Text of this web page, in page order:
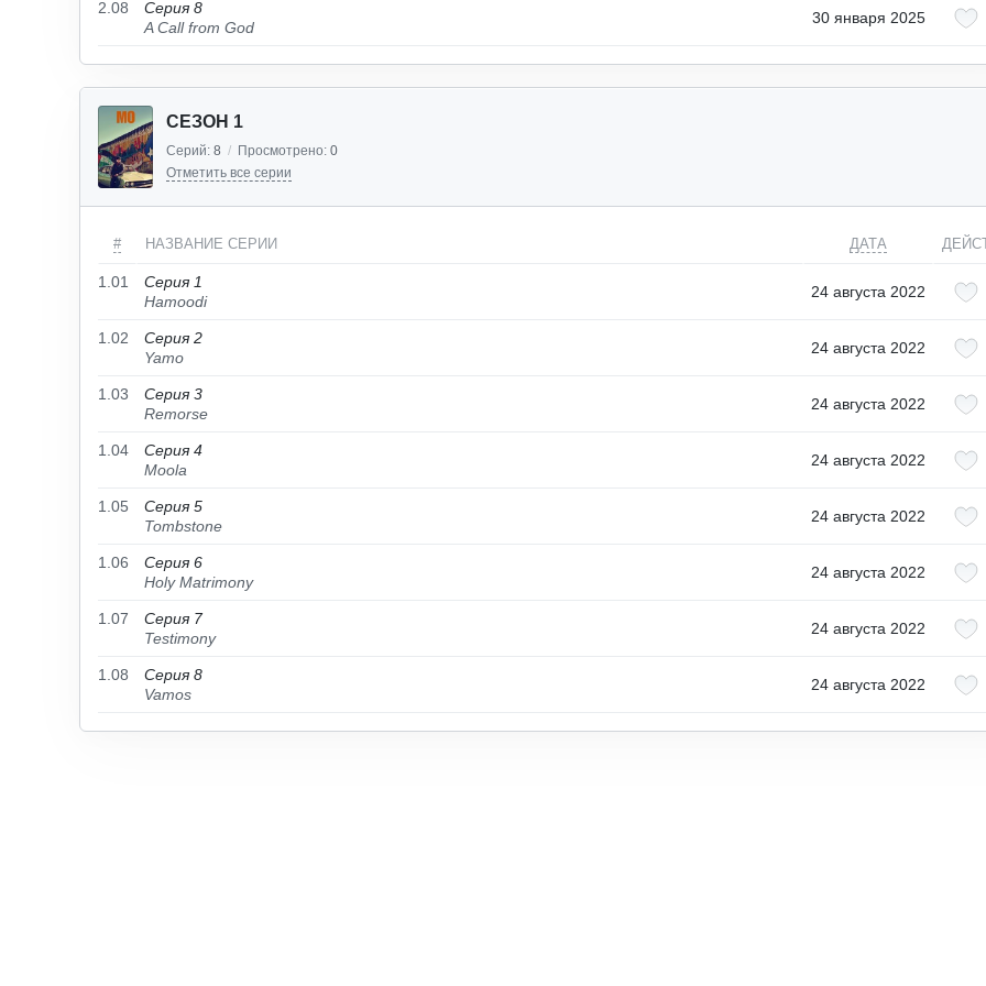
2.08
Серия 8
A Call from God
30 января 2025
СЕЗОН 1
Серий: 8 / Просмотрено: 0
Отметить все серии
# НАЗВАНИЕ СЕРИИ ДАТА
1.01
Серия 1
Hamoodi
24 августа 2022
1.02
Серия 2
Yamo
24 августа 2022
1.03
Серия 3
Remorse
24 августа 2022
1.04
Серия 4
Moola
24 августа 2022
1.05
Серия 5
Tombstone
24 августа 2022
1.06
Серия 6
Holy Matrimony
24 августа 2022
1.07
Серия 7
Testimony
24 августа 2022
1.08
Серия 8
Vamos
24 августа 2022